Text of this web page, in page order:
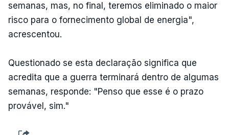
semanas, mas, no final, teremos eliminado o maior
risco para o fornecimento global de energia",
acrescentou.
Questionado se esta declaração significa que
acredita que a guerra terminará dentro de algumas
semanas, responde: "Penso que esse é o prazo
provável, sim."